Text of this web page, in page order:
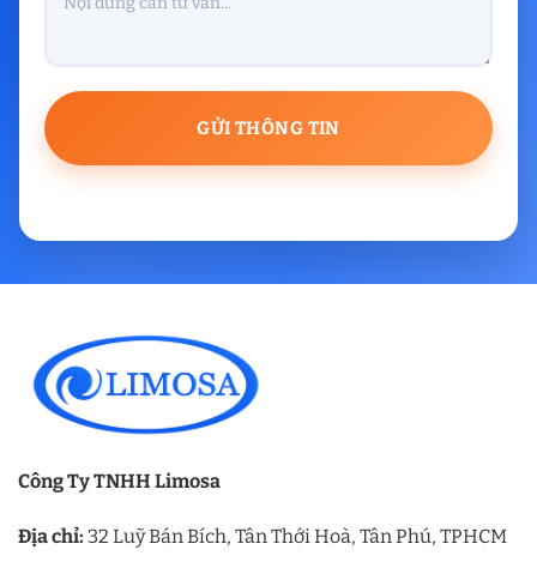
Công Ty TNHH Limosa
Địa chỉ: 32 Luỹ Bán Bích, Tân Thới Hoà, Tân Phú, TPHCM